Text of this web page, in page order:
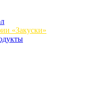
«Закуски»